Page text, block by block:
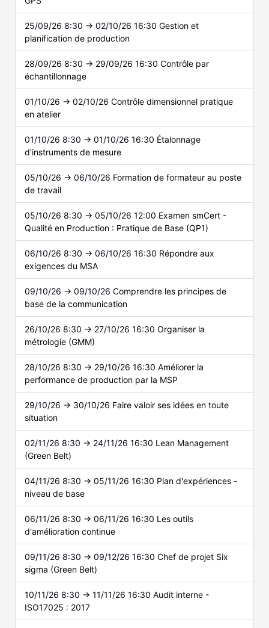
25/09/26 8:30 → 02/10/26 16:30 Gestion et
planification de production
28/09/26 8:30 → 29/09/26 16:30 Contrôle par
échantillonnage
01/10/26 → 02/10/26 Contrôle dimensionnel pratique
en atelier
01/10/26 8:30 → 01/10/26 16:30 Étalonnage
d'instruments de mesure
05/10/26 → 06/10/26 Formation de formateur au poste
de travail
05/10/26 8:30 → 05/10/26 12:00 Examen smCert -
Qualité en Production : Pratique de Base (QP1)
06/10/26 8:30 → 06/10/26 16:30 Répondre aux
exigences du MSA
09/10/26 → 09/10/26 Comprendre les principes de
base de la communication
26/10/26 8:30 → 27/10/26 16:30 Organiser la
métrologie (GMM)
28/10/26 8:30 → 29/10/26 16:30 Améliorer la
performance de production par la MSP
29/10/26 → 30/10/26 Faire valoir ses idées en toute
situation
02/11/26 8:30 → 24/11/26 16:30 Lean Management
(Green Belt)
04/11/26 8:30 → 05/11/26 16:30 Plan d'expériences -
niveau de base
06/11/26 8:30 → 06/11/26 16:30 Les outils
d'amélioration continue
09/11/26 8:30 → 09/12/26 16:30 Chef de projet Six
sigma (Green Belt)
10/11/26 8:30 → 11/11/26 16:30 Audit interne -
ISO17025 : 2017